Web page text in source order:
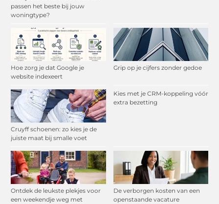
passen het beste bij jouw
woningtype?
Hoe zorg je dat Google je
website indexeert
Grip op je cijfers zonder gedoe
Cruyff schoenen: zo kies je de
juiste maat bij smalle voet
Kies met je CRM-koppeling vóór
extra bezetting
Ontdek de leukste plekjes voor
een weekendje weg met
De verborgen kosten van een
openstaande vacature